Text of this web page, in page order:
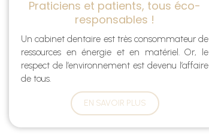
Praticiens et patients, tous éco-
responsables !
Un cabinet dentaire est très consommateur de
ressources en énergie et en matériel. Or, le
respect de l’environnement est devenu l’affaire
de tous.
EN SAVOIR PLUS